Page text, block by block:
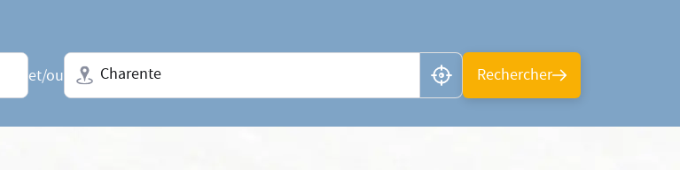
et/ou
Ville + N° de département, région ou CP
Rechercher